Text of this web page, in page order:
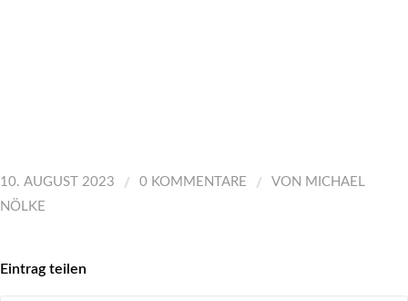
10. AUGUST 2023 / 0 KOMMENTARE / VON MICHAEL
NÖLKE
Eintrag teilen